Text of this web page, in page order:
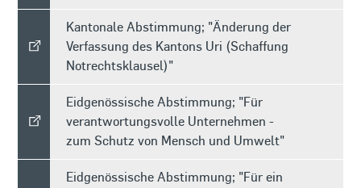
Kantonale Abstimmung; "Änderung der
Verfassung des Kantons Uri (Schaffung
Notrechtsklausel)"
Eidgenössische Abstimmung; "Für
verantwortungsvolle Unternehmen -
zum Schutz von Mensch und Umwelt"
Eidgenössische Abstimmung; "Für ein